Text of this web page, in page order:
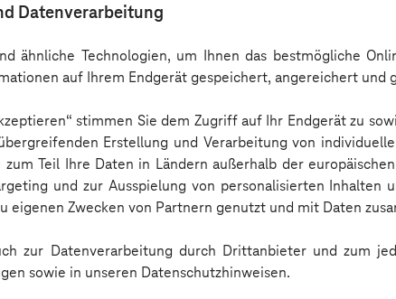
Datenverarbeitung
ähnliche Technologien, um Ihnen das bestmögliche
auf Ihrem Endgerät gespeichert, angereichert und
stimmen Sie dem Zugriff auf Ihr Endgerät zu
Erstellung und Verarbeitung von
Teil Ihre Daten in Ländern außerhalb der
und zur Ausspielung von personalisierten Inhalten
eigenen Zwecken von Partnern genutzt und mit Daten
zur Datenverarbeitung durch Drittanbieter und zum
sowie in unseren Datenschutzhinweisen.
Use Cases, KPIs und Governance